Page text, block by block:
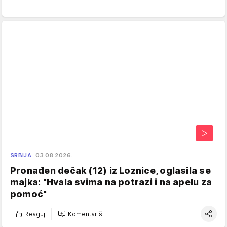
SRBIJA 03.08.2026.
Pronađen dečak (12) iz Loznice, oglasila se
majka: "Hvala svima na potrazi i na apelu za
pomoć"
Reaguj Komentariši